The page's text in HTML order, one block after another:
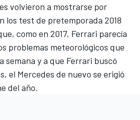
volvieron a mostrarse por
los test de pretemporada 2018
como en 2017, Ferrari parecía
problemas meteorológicos que
semana y a que Ferrari buscó
el Mercedes de nuevo se erigió
del año.